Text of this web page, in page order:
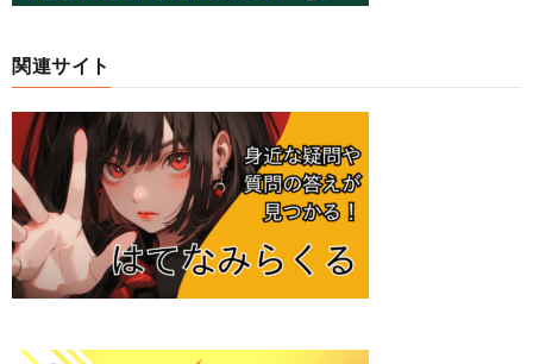
関連サイト